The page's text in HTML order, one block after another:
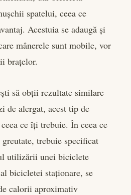
spatelui, ceea ce
Acestuia se adaugă și
mânerele sunt mobile, vor
brațelor.
să obții rezultate similare
de alergat, acest tip de
ce îți trebuie. În ceea ce
trebuie specificat
utilizării unei biciclete
bicicletei staționare, se
calorii aproximativ